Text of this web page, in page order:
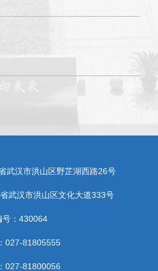
武汉市洪山区野芷湖西路26号
省武汉市洪山区文化大道333号
号：430064
027-81805555
027-81800056